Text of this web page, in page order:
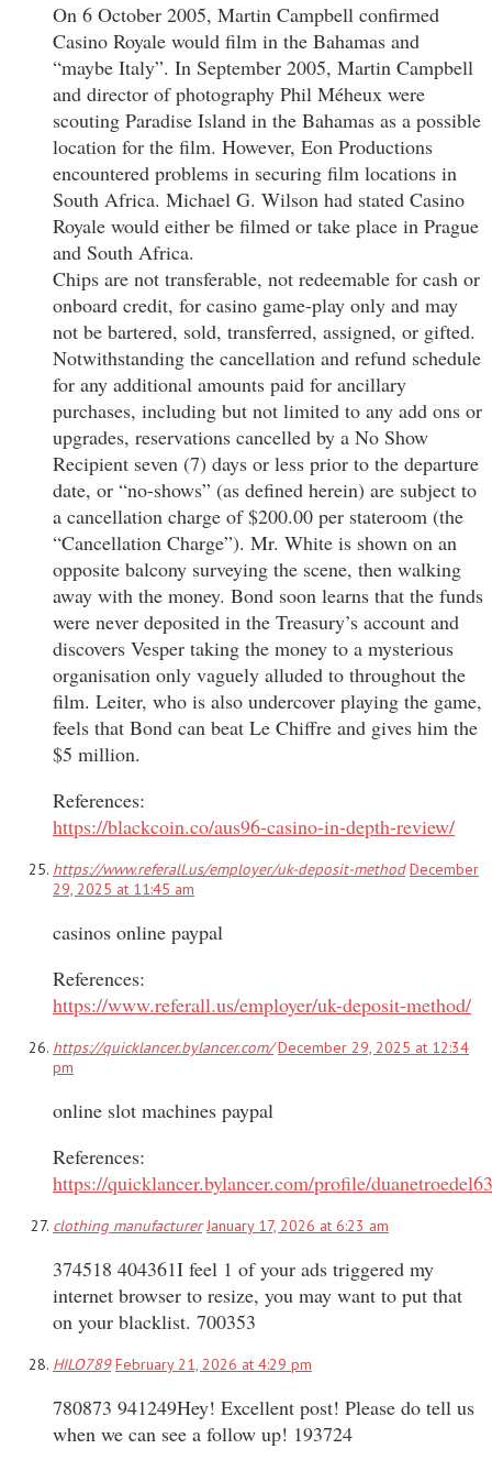
On 6 October 2005, Martin Campbell confirmed
Casino Royale would film in the Bahamas and
“maybe Italy”. In September 2005, Martin Campbell
and director of photography Phil Méheux were
scouting Paradise Island in the Bahamas as a possible
location for the film. However, Eon Productions
encountered problems in securing film locations in
South Africa. Michael G. Wilson had stated Casino
Royale would either be filmed or take place in Prague
and South Africa.
Chips are not transferable, not redeemable for cash or
onboard credit, for casino game-play only and may
not be bartered, sold, transferred, assigned, or gifted.
Notwithstanding the cancellation and refund schedule
for any additional amounts paid for ancillary
purchases, including but not limited to any add ons or
upgrades, reservations cancelled by a No Show
Recipient seven (7) days or less prior to the departure
date, or “no-shows” (as defined herein) are subject to
a cancellation charge of $200.00 per stateroom (the
“Cancellation Charge”). Mr. White is shown on an
opposite balcony surveying the scene, then walking
away with the money. Bond soon learns that the funds
were never deposited in the Treasury’s account and
discovers Vesper taking the money to a mysterious
organisation only vaguely alluded to throughout the
film. Leiter, who is also undercover playing the game,
feels that Bond can beat Le Chiffre and gives him the
$5 million.
References:
https://blackcoin.co/aus96-casino-in-depth-review/
https://www.referall.us/employer/uk-deposit-method December
29, 2025 at 11:45 am
casinos online paypal
References:
https://www.referall.us/employer/uk-deposit-method/
https://quicklancer.bylancer.com/ December 29, 2025 at 12:34
pm
online slot machines paypal
References:
https://quicklancer.bylancer.com/profile/duanetroedel63
clothing manufacturer January 17, 2026 at 6:23 am
374518 404361I feel 1 of your ads triggered my
internet browser to resize, you may want to put that
on your blacklist. 700353
HILO789 February 21, 2026 at 4:29 pm
780873 941249Hey! Excellent post! Please do tell us
when we can see a follow up! 193724